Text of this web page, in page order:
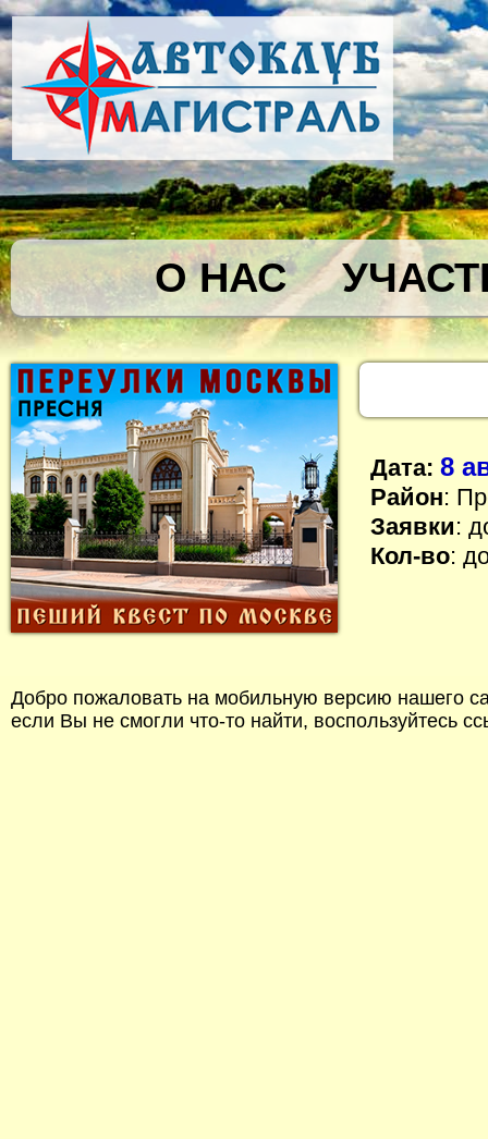
О НАС
Дата: 8
Район:
Заявки:
Кол-во:
Добро пожаловать на мобильную версию нашего
если Вы не смогли что-то найти, воспользуйтесь